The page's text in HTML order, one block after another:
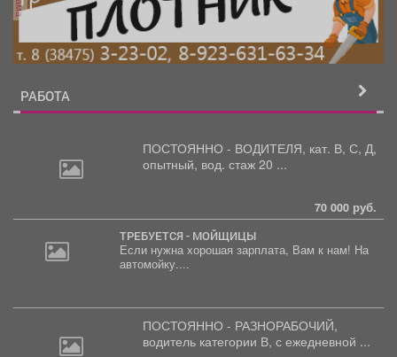
РАБОТА
ПОСТОЯННО - ВОДИТЕЛЯ, кат. В, С, Д,
опытный, вод. стаж 20 ...
70 000 руб.
ТРЕБУЕТСЯ - МОЙЩИЦЫ
Если нужна хорошая зарплата, Вам к нам! На
автомойку....
ПОСТОЯННО - РАЗНОРАБОЧИЙ,
водитель категории В, с ежедневной ...